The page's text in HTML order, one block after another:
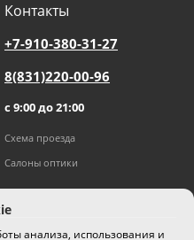
Контакты
+7-910-380-31-27
8(831)220-00-96
с 9:00 до 21:00
Схема проезда
Салоны оптики
анализа, использования и